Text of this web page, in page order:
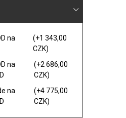
na
(+1 343,00
CZK)
na
(+2 686,00
CZK)
na
(+4 775,00
CZK)